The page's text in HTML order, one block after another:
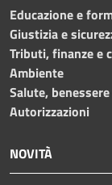
Educazione e
Giustizia e
Tributi, finanze e
Ambiente
Salute,
Autorizzazioni
NOVITÀ